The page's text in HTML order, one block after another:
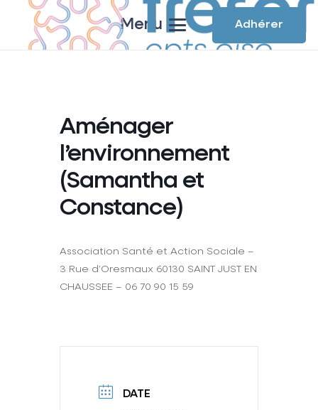
Menu Adhérer
Aménager
l’environnement
(Samantha et
Constance)
Association Santé et Action Sociale –
3 Rue d’Oresmaux 60130 SAINT JUST EN
CHAUSSEE – 06 70 90 15 59
DATE